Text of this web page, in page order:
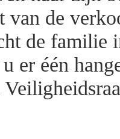
van de
de familie
er één